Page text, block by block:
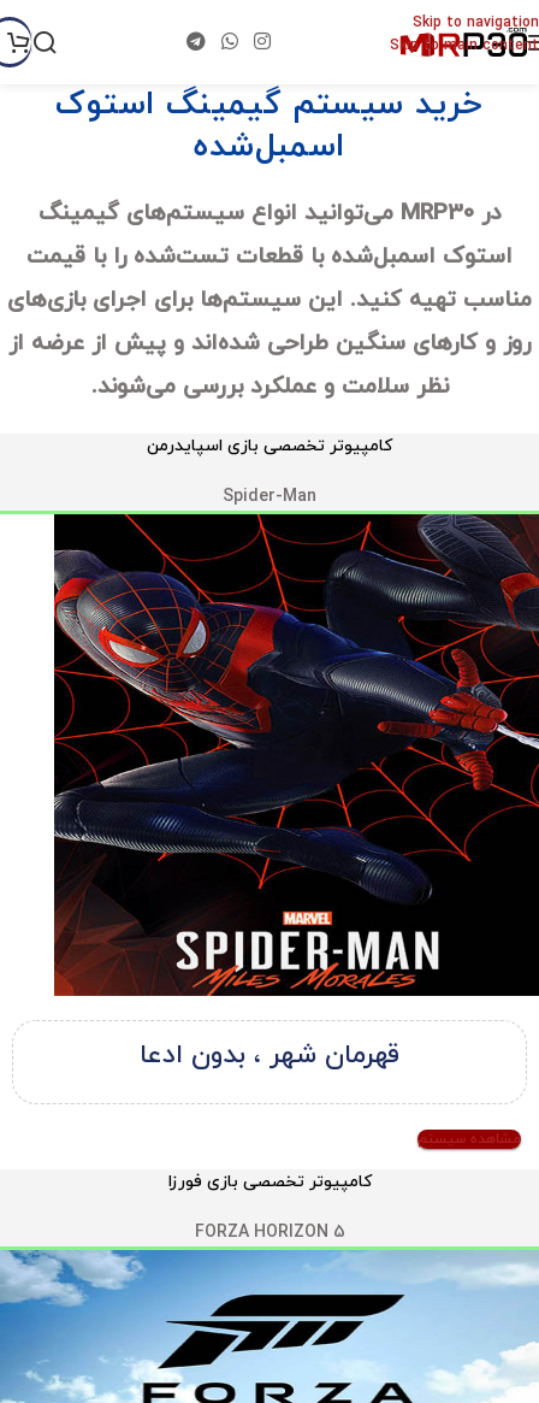
Skip to navigation
Skip to main content
خرید سیستم گیمینگ استوک
اسمبل‌شده
در MRP30 می‌توانید انواع سیستم‌های گیمینگ
استوک اسمبل‌شده با قطعات تست‌شده را با قیمت
مناسب تهیه کنید. این سیستم‌ها برای اجرای بازی‌های
روز و کارهای سنگین طراحی شده‌اند و پیش از عرضه از
نظر سلامت و عملکرد بررسی می‌شوند.
کامپیوتر تخصصی بازی اسپایدرمن
Spider-Man
قهرمان شهر ، بدون ادعا
مشاهده سیستم
کامپیوتر تخصصی بازی فورزا
FORZA HORIZON 5